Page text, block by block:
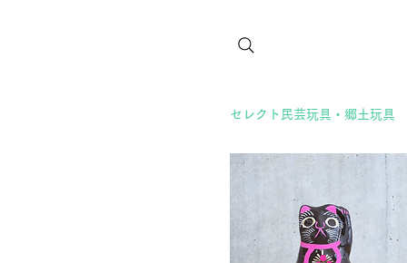
セレクト民芸玩具・郷土玩具